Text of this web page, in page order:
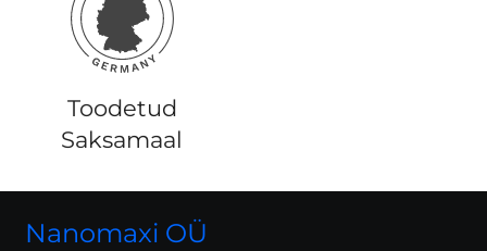
Toodetud
Saksamaal
Nanomaxi OÜ